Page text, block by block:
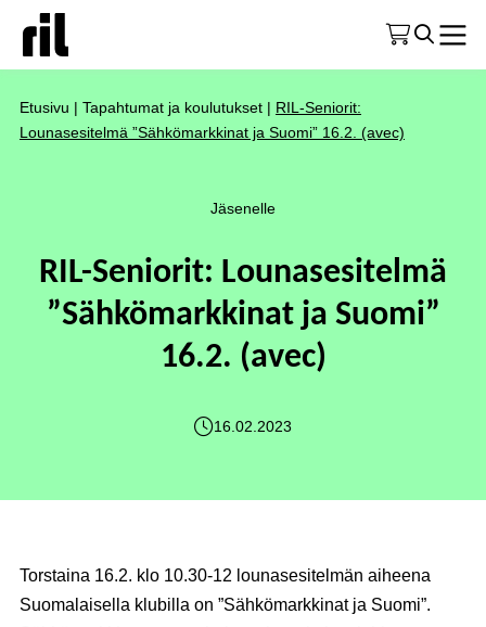
Etusivu | Tapahtumat ja koulutukset | RIL-Seniorit:
Lounasesitelmä ”Sähkömarkkinat ja Suomi” 16.2. (avec)
Jäsenelle
RIL-Seniorit: Lounasesitelmä
”Sähkömarkkinat ja Suomi”
16.2. (avec)
16.02.2023
Torstaina 16.2. klo 10.30-12 lounasesitelmän aiheena
Suomalaisella klubilla on ”Sähkömarkkinat ja Suomi”.